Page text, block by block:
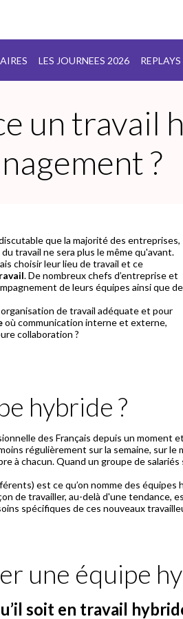
LES JOURNEES 2026 REPLAYS
un travail
?
que la majorité des entreprises,
travail ne sera plus le même qu'avant.
choisir leur lieu de travail et ce
. De nombreux chefs d’entreprise et
de leurs équipes ainsi que de
de travail adéquate et pour
où communication interne et externe,
collaboration ?
hybride ?
des Français depuis un moment
régulièrement sur la semaine, sur
chacun. Quand un groupe de
est ce qu’on nomme des
de travailler, au-delà d'une tendance,
une équipe
soit en travail